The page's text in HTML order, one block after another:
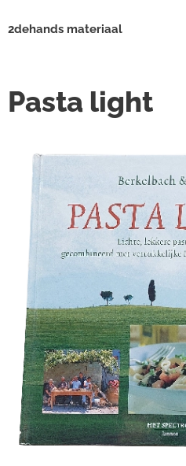
2dehands materiaal
Pasta light